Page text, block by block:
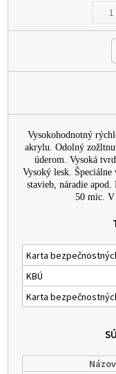
Vysokohodnotný
akrylu. Odolný
úderom. Vysoká
Vysoký lesk.
stavieb, náradie
50 mic.
Karta
KBÚ
Karta
Názov